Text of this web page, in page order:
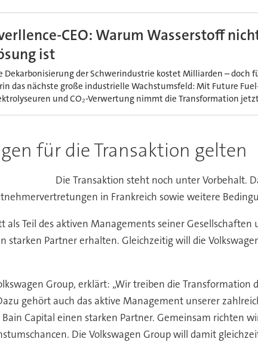
CEO: Warum Wasserstoff
ist
Dekarbonisierung der Schwerindustrie kostet Milliarden – doch
das nächste große industrielle Wachstumsfeld: Mit Future
und CO₂-Verwertung nimmt die Transformation
für die Transaktion gelten
Die Transaktion steht noch unter Vorbehalt.
in Frankreich sowie weitere
als Teil des aktiven Managements seiner
starken Partner erhalten. Gleichzeitig will die
Group, erklärt: „Wir treiben die
gehört auch das aktive Management unserer
Capital einen starken Partner. Gemeinsam richten
Die Volkswagen Group will damit